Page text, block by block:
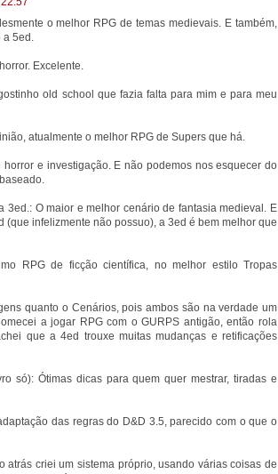
o melhor RPG de temas medievais. E também,
5ed.
Excelente.
old school que fazia falta para mim e para meu
atualmente o melhor RPG de Supers que há.
e investigação. E não podemos nos esquecer do
3ed.: O maior e melhor cenário de fantasia medieval. E
infelizmente não possuo), a 3ed é bem melhor que
RPG de ficção científica, no melhor estilo Tropas
quanto o Cenários, pois ambos são na verdade um
a jogar RPG com o GURPS antigão, então rola
que a 4ed trouxe muitas mudanças e retificações
só): Ótimas dicas para quem quer mestrar, tiradas e
das regras do D&D 3.5, parecido com o que o
atrás criei um sistema próprio, usando várias coisas de